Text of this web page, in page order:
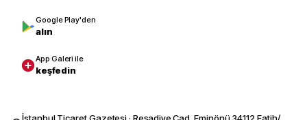
Google Play'den
alın
App Galeri ile
keşfedin